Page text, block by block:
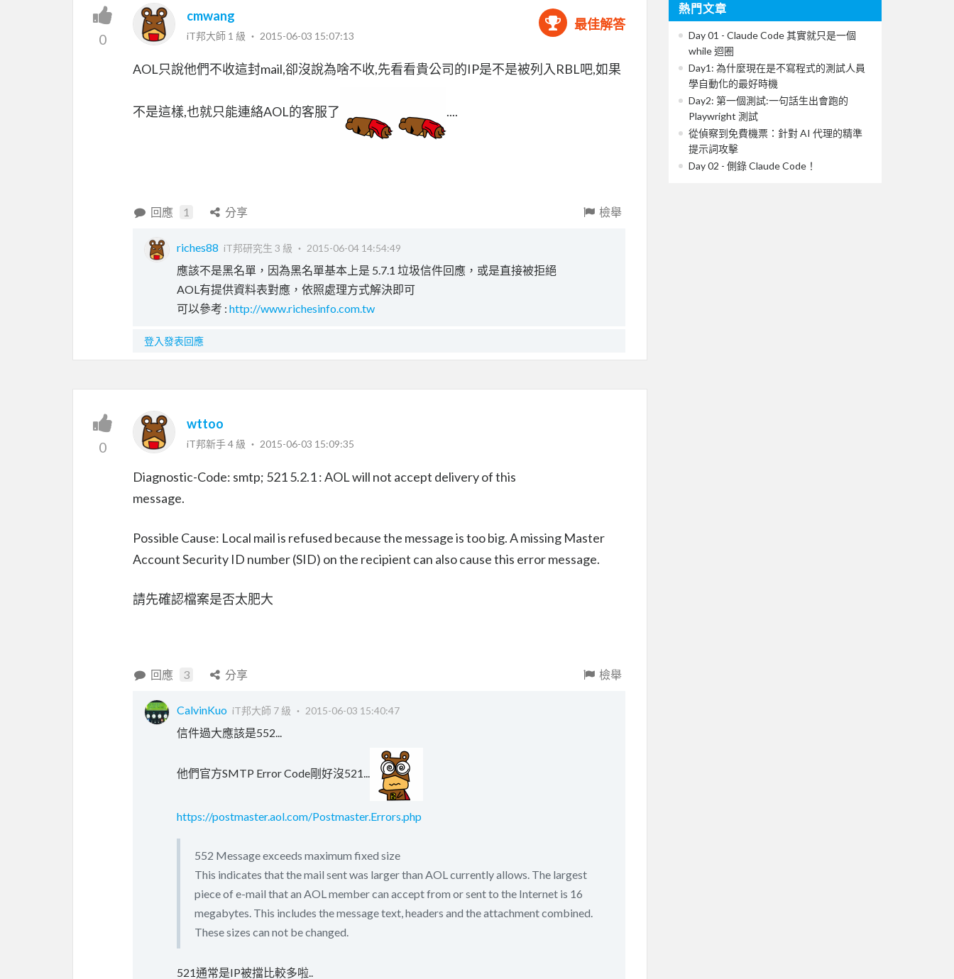
0
cmwang
iT邦大師 1 級 ‧ 2015-06-03 15:07:13
最佳解答
AOL只說他們不收這封mail,卻沒說為啥不收,先看看貴公司的IP是不是被列入RBL吧,如果
不是這樣,也就只能連絡AOL的客服了 ....
回應 1 分享 檢舉
riches88 iT邦研究生 3 級 ‧ 2015-06-04 14:54:49
應該不是黑名單，因為黑名單基本上是 5.7.1 垃圾信件回應，或是直接被拒絕
AOL有提供資料表對應，依照處理方式解決即可
可以參考 : http://www.richesinfo.com.tw
登入發表回應
0
wttoo
iT邦新手 4 級 ‧ 2015-06-03 15:09:35
Diagnostic-Code: smtp; 521 5.2.1 : AOL will not accept delivery of this
message.
Possible Cause: Local mail is refused because the message is too big. A missing Master
Account Security ID number (SID) on the recipient can also cause this error message.
請先確認檔案是否太肥大
回應 3 分享 檢舉
CalvinKuo iT邦大師 7 級 ‧ 2015-06-03 15:40:47
信件過大應該是552...
他們官方SMTP Error Code剛好沒521...
https://postmaster.aol.com/Postmaster.Errors.php
552 Message exceeds maximum fixed size
This indicates that the mail sent was larger than AOL currently allows. The largest
piece of e-mail that an AOL member can accept from or sent to the Internet is 16
megabytes. This includes the message text, headers and the attachment combined.
These sizes can not be changed.
521通常是IP被擋比較多啦..
熱門文章
Day 01 - Claude Code 其實就只是一個
while 迴圈
Day1: 為什麼現在是不寫程式的測試人員
學自動化的最好時機
Day2: 第一個測試:一句話生出會跑的
Playwright 測試
從偵察到免費機票：針對 AI 代理的精準
提示詞攻擊
Day 02 - 側錄 Claude Code！